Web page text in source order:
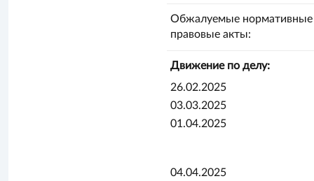
Обжалуемые нормативные
правовые акты:
Движение по делу:
26.02.2025
03.03.2025
01.04.2025
04.04.2025